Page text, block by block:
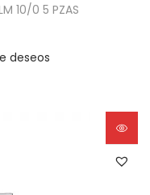
10/0 5 PZAS
deseos